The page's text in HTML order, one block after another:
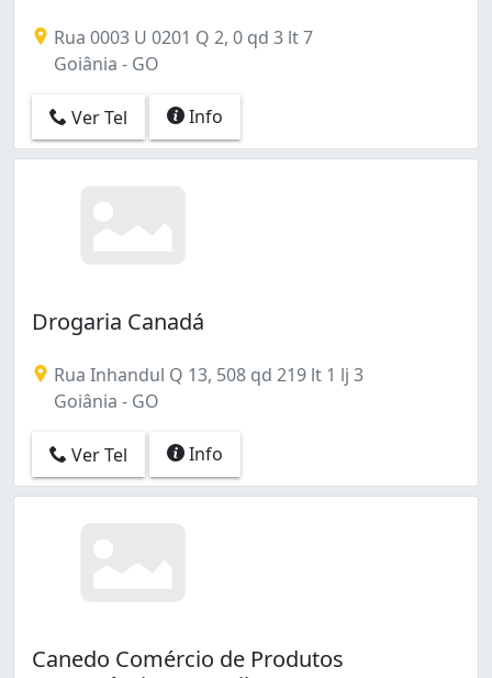
Rua 0003 U 0201 Q 2, 0 qd 3 lt 7
Goiânia - GO
Ver Tel Info
Drogaria Canadá
Rua Inhandul Q 13, 508 qd 219 lt 1 lj 3
Goiânia - GO
Ver Tel Info
Canedo Comércio de Produtos